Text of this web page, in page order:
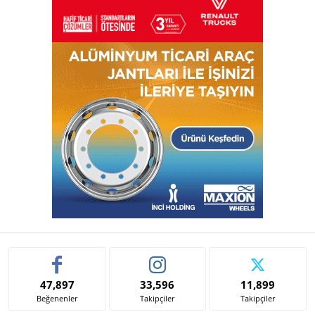
47,897
Beğenenler
33,596
Takipçiler
11,899
Takipçiler